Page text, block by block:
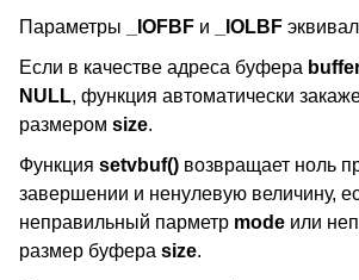
Параметры
_IOFBF и _IOLBF
Если в качестве адреса буфера
NULL, функция автоматически
размером size.
Функция setvbuf() возвращает ноль
завершении и ненулевую величину,
неправильный парметр mode или
размер буфера size.